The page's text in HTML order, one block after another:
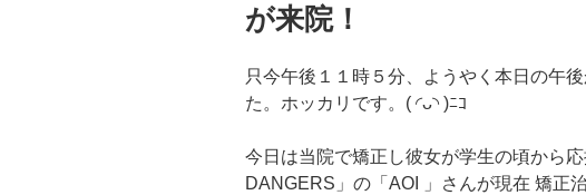
が来院！
只今午後１１時５分、ようやく本日の午
た。ホッカリです。( ◜ᴗ◝ )ﾆｺ
今日は当院で矯正し彼女が学生の頃から
DANGERS」の「AOI 」さんが現在 矯正